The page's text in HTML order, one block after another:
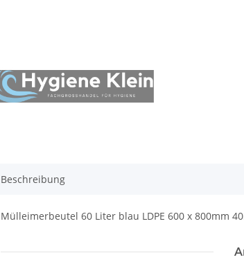
Beschreibung
Mülleimerbeutel 60 Liter blau LDPE 600 x 800mm